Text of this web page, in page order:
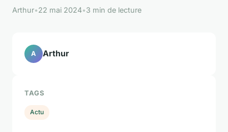
Arthur•22 mai 2024•3 min de lecture
A Arthur
TAGS
Actu